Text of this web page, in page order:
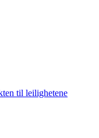
til leilighetene